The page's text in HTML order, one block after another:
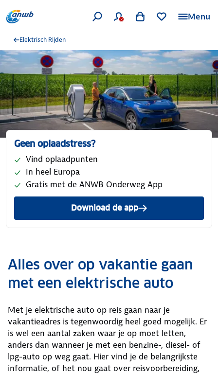
Menu
Elektrisch Rijden
Geen oplaadstress?
Vind oplaadpunten
In heel Europa
Gratis met de ANWB Onderweg App
Download de app
Alles over op vakantie gaan
met een elektrische auto
Met je elektrische auto op reis gaan naar je
vakantieadres is tegenwoordig heel goed mogelijk. Er
is wel een aantal zaken waar je op moet letten,
anders dan wanneer je met een benzine-, diesel- of
lpg-auto op weg gaat. Hier vind je de belangrijkste
informatie, of het nou gaat over reisvoorbereiding,